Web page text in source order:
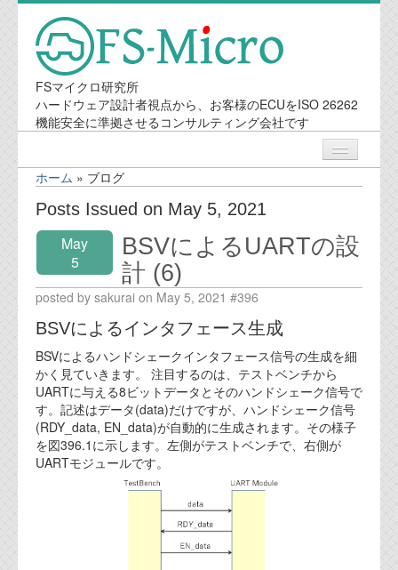
FSマイクロ研究所
ハードウェア設計者視点から、お客様のECUをISO 26262
機能安全に準拠させるコンサルティング会社です
ニュース
業務内容
機能安全コンサルティング
会社案内
会社概要
代表ご挨拶
オフィス
ホーム » ブログ
Posts Issued on May 5, 2021
May
5
BSVによるUARTの設
計 (6)
posted by sakurai on May 5, 2021 #396
BSVによるインタフェース生成
BSVによるハンドシェークインタフェース信号の生成を細
かく見ていきます。 注目するのは、テストベンチから
UARTに与える8ビットデータとそのハンドシェーク信号で
す。記述はデータ(data)だけですが、ハンドシェーク信号
(RDY_data, EN_data)が自動的に生成されます。その様子
を図396.1に示します。左側がテストベンチで、右側が
UARTモジュールです。